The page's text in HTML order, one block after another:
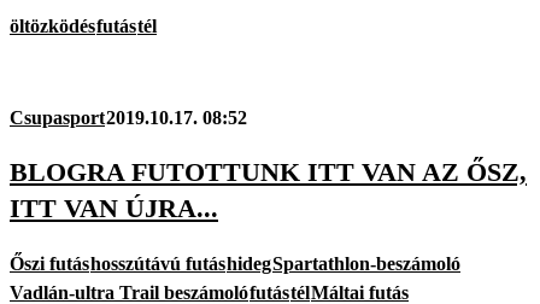
öltözködésfutástél
Csupasport2019.10.17. 08:52
BLOGRA FUTOTTUNK ITT VAN AZ ŐSZ,
ITT VAN ÚJRA...
Őszi futáshosszútávú futáshidegSpartathlon-beszámoló
Vadlán-ultra Trail beszámolófutástélMáltai futás